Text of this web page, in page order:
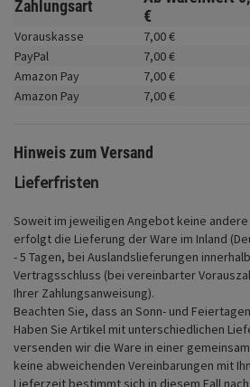
Zahlungsart
€
Vorauskasse 7,00€
PayPal
7,00€
Amazon Pay
7,00€
Amazon Pay
7,00€
Hinweis zum Versand
Lieferfristen
Soweit im jeweiligen Angebot keine
erfolgt die Lieferung der Ware im Inland
- 5 Tagen, bei Auslandslieferungen
Vertragsschluss (bei vereinbarter
Ihrer Zahlungsanweisung).
Beachten Sie, dass an Sonn- und
Haben Sie Artikel mit unterschiedlichen
versenden wir die Ware in einer
keine abweichenden Vereinbarungen mit
Lieferzeit bestimmt sich in diesem Fall